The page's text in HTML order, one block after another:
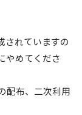
されていますの
やめてくださ
配布、二次利用